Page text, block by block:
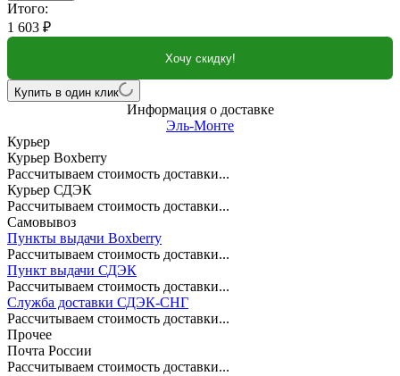
Итого:
1 603 ₽
Хочу скидку!
Купить в один клик
Информация о доставке
Эль-Монте
Курьер
Курьер Boxberry
Рассчитываем стоимость доставки...
Курьер СДЭК
Рассчитываем стоимость доставки...
Самовывоз
Пункты выдачи Boxberry
Рассчитываем стоимость доставки...
Пункт выдачи СДЭК
Рассчитываем стоимость доставки...
Служба доставки СДЭК-СНГ
Рассчитываем стоимость доставки...
Прочее
Почта России
Рассчитываем стоимость доставки...